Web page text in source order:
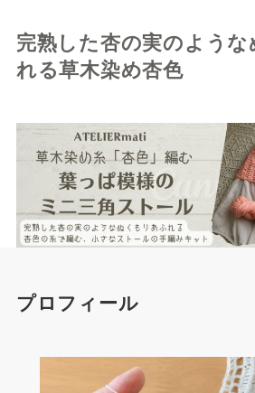
完熟した杏の実のよう
れる草木染め杏色
プロフィール